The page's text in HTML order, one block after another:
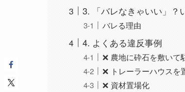
3. 「バレなきゃいい」？
バレる理由
4. よくある違反事例
❌ 農地に砕石を敷いて
❌ トレーラーハウスを
❌ 資材置場化